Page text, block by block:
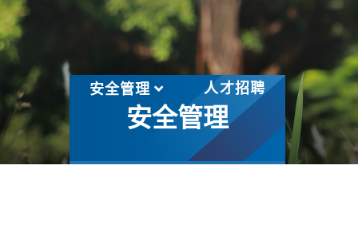
安全管理 人才招聘
安全管理